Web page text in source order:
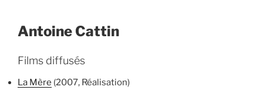
Antoine Cattin
Films diffusés
La Mère (2007, Réalisation)